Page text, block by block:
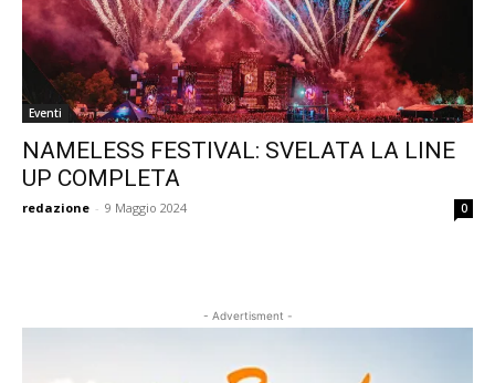
Eventi
NAMELESS FESTIVAL: SVELATA LA LINE
UP COMPLETA
redazione - 9 Maggio 2024 0
- Advertisment -